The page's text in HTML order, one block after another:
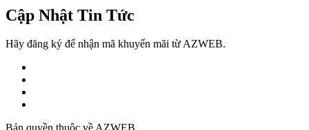
Cập Nhật Tin Tức
Hãy đăng ký để nhận mã khuyến mãi từ AZWEB.